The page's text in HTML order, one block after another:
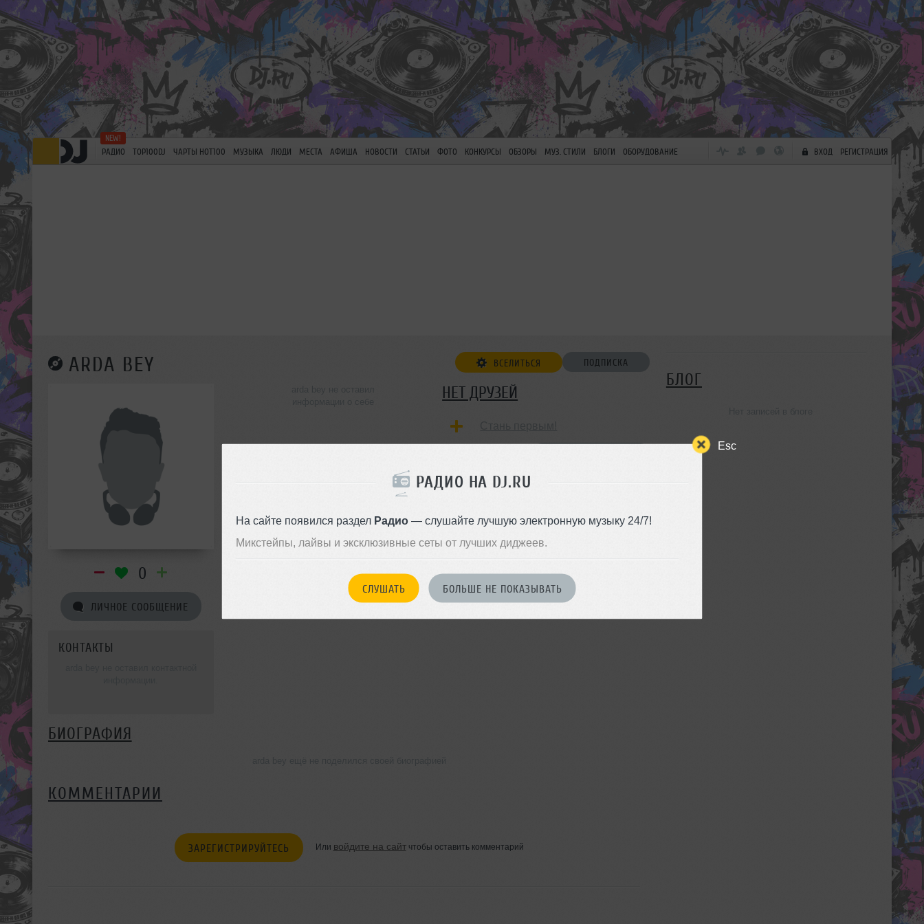
Esc
РАДИО НА DJ.RU
На сайте появился раздел Радио— слушайте лучшую электронную музыку 24/7!
Микстейпы, лайвы и эксклюзивные сеты от лучших диджеев.
СЛУШАТЬ БОЛЬШЕ НЕ ПОКАЗЫВАТЬ
РАДИО TOP100DJ ЧАРТЫ HOT100 МУЗЫКА ЛЮДИ МЕСТА АФИША НОВОСТИ СТАТЬИ ФОТО КОНКУРСЫ ОБЗОРЫ МУЗ. СТИЛИ БЛОГИ ОБОРУДОВАНИЕ ВХОД РЕГИСТРАЦИЯ
ARDA BEY ПОДПИСКА
ВСЕЛИТЬСЯ
0
ЛИЧНОЕ СООБЩЕНИЕ
КОНТАКТЫ
НЕТ ДРУЗЕЙ
БИОГРАФИЯ
КОММЕНТАРИИ
ЗАРЕГИСТРИРУЙТЕСЬ Или войдите на сайтчтобы оставить комментарий
БЛОГ